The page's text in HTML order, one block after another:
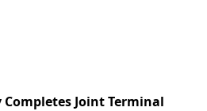
Completes Joint Terminal